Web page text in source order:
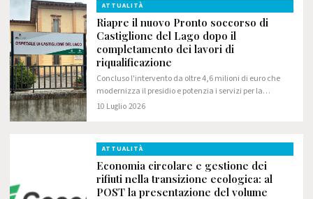
ATTUALITÀ
Riapre il nuovo Pronto soccorso di
Castiglione del Lago dopo il
completamento dei lavori di
riqualificazione
Concluso l'intervento da oltre 4,6 milioni di euro che
modernizza il presidio e potenzia i servizi per la
comunità del Trasimeno
10 Luglio 2026
ATTUALITÀ
Economia circolare e gestione dei
rifiuti nella transizione ecologica: al
POST la presentazione del volume